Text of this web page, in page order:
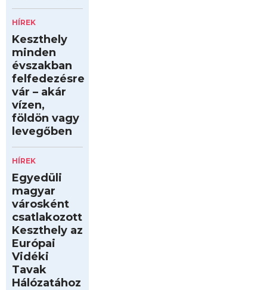
HÍREK
Keszthely
minden
évszakban
felfedezésre
vár – akár
vízen,
földön vagy
levegőben
HÍREK
Egyedüli
magyar
városként
csatlakozott
Keszthely az
Európai
Vidéki
Tavak
Hálózatához